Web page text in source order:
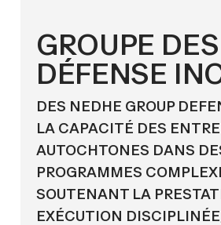
GROUPE
DÉFENSE
DES NEDHE GROUP
LA CAPACITÉ DES
AUTOCHTONES DANS
PROGRAMMES
SOUTENANT LA
EXÉCUTION